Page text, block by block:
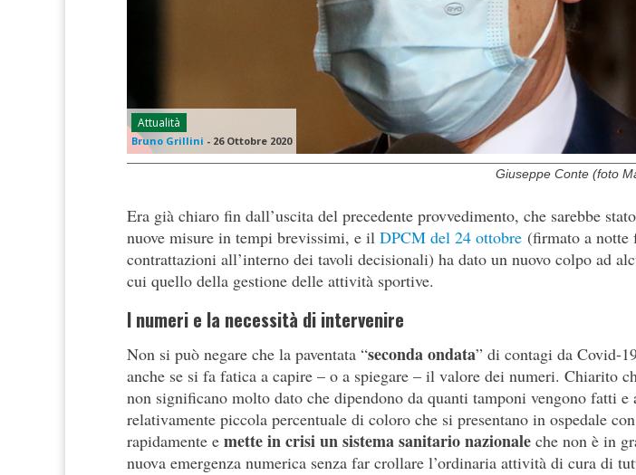
Attualità
Bruno Grillini - 26 Ottobre 2020
Giuseppe Conte (foto
Era già chiaro fin dall’uscita del precedente provvedimento, che sarebbe
nuove misure in tempi brevissimi, e il DPCM del 24 ottobre (firmato a notte
contrattazioni all’interno dei tavoli decisionali) ha dato un nuovo colpo ad
cui quello della gestione delle attività sportive.
I numeri e la necessità di intervenire
Non si può negare che la paventata “seconda ondata” di contagi da Covid-
anche se si fa fatica a capire – o a spiegare – il valore dei numeri. Chiarito
non significano molto dato che dipendono da quanti tamponi vengono fatti
relativamente piccola percentuale di coloro che si presentano in ospedale
rapidamente e mette in crisi un sistema sanitario nazionale che non è in
nuova emergenza numerica senza far crollare l’ordinaria attività di cura di